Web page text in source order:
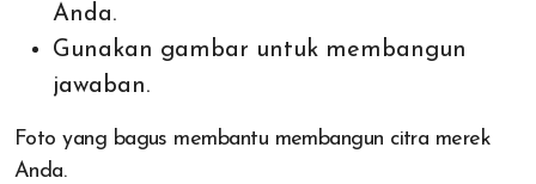
Anda.
Gunakan gambar untuk membangun
jawaban.
Foto yang bagus membantu membangun citra merek
Anda.